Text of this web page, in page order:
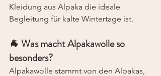
Kleidung aus Alpaka die ideale
Begleitung für kalte Wintertage ist.
🐐 Was macht Alpakawolle so
besonders?
Alpakawolle stammt von den Alpakas,